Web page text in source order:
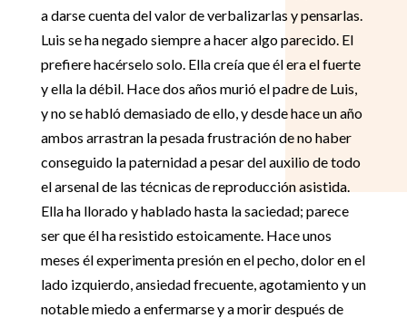
a darse cuenta del valor de verbalizarlas y pensarlas.
Luis se ha negado siempre a hacer algo parecido. El
prefiere hacérselo solo. Ella creía que él era el fuerte
y ella la débil. Hace dos años murió el padre de Luis,
y no se habló demasiado de ello, y desde hace un año
ambos arrastran la pesada frustración de no haber
conseguido la paternidad a pesar del auxilio de todo
el arsenal de las técnicas de reproducción asistida.
Ella ha llorado y hablado hasta la saciedad; parece
ser que él ha resistido estoicamente. Hace unos
meses él experimenta presión en el pecho, dolor en el
lado izquierdo, ansiedad frecuente, agotamiento y un
notable miedo a enfermarse y a morir después de